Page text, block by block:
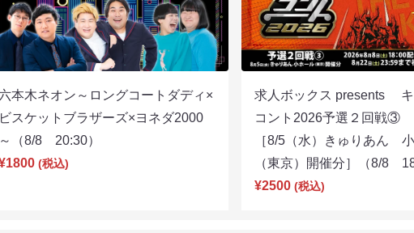
本木ネオン～ロングコートダディ×
スケットブラザーズ×ヨネダ2000
（8/8 20:30）
(税込)
求人ボックス presents
コント2026予選２回戦③
［8/5（水）きゅりあん
（東京）開催分］（8/8
¥2500 (税込)